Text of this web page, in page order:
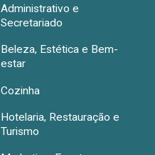
Administrativo e
Secretariado
Beleza, Estética e Bem-
estar
Cozinha
Hotelaria, Restauração e
Turismo